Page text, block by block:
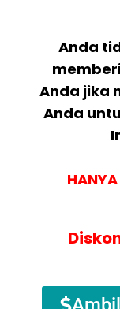
Anda
Anda jika
Anda